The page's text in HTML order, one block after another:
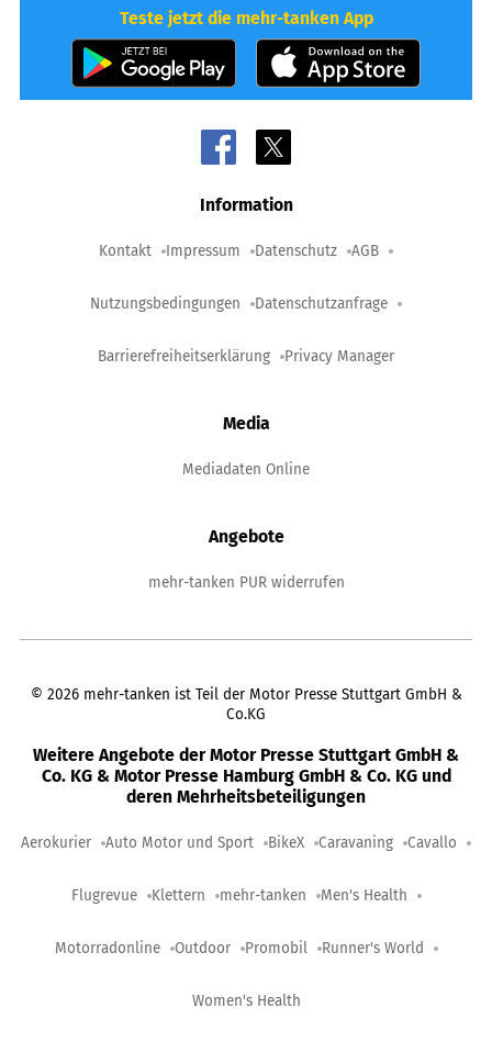
Teste jetzt die mehr-tanken App
Information
Kontakt Impressum Datenschutz AGB
Nutzungsbedingungen Datenschutzanfrage
Barrierefreiheitserklärung Privacy Manager
Media
Mediadaten Online
Angebote
mehr-tanken PUR widerrufen
© 2026 mehr-tanken ist Teil der Motor Presse Stuttgart GmbH &
Co.KG
Weitere Angebote der Motor Presse Stuttgart GmbH &
Co. KG & Motor Presse Hamburg GmbH & Co. KG und
deren Mehrheitsbeteiligungen
Aerokurier Auto Motor und Sport BikeX Caravaning Cavallo
Flugrevue Klettern mehr-tanken Men's Health
Motorradonline Outdoor Promobil Runner's World
Women's Health